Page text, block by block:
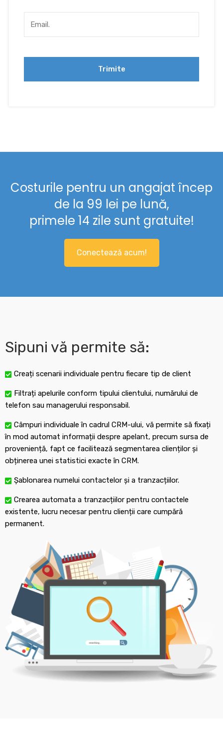
Costurile pentru un angajat încep
de la 99 lei pe lună,
primele 14 zile sunt gratuite!
Conectează acum!
Sipuni vă permite să:
Creați scenarii individuale pentru fiecare tip de client
Filtrați apelurile conform tipului clientului, numărului de
telefon sau managerului responsabil.
Câmpuri individuale în cadrul CRM-ului, vă permite să fixați
în mod automat informații despre apelant, precum sursa de
proveniență, fapt ce facilitează segmentarea clienților și
obținerea unei statistici exacte în CRM.
Șablonarea numelui contactelor și a tranzacțiilor.
Crearea automata a tranzacțiilor pentru contactele
existente, lucru necesar pentru clienții care cumpără
permanent.